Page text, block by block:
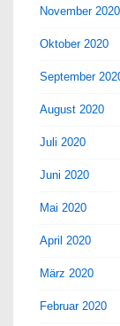
November 2020
Oktober 2020
September
August 2020
Juli 2020
Juni 2020
Mai 2020
April 2020
März 2020
Februar 2020